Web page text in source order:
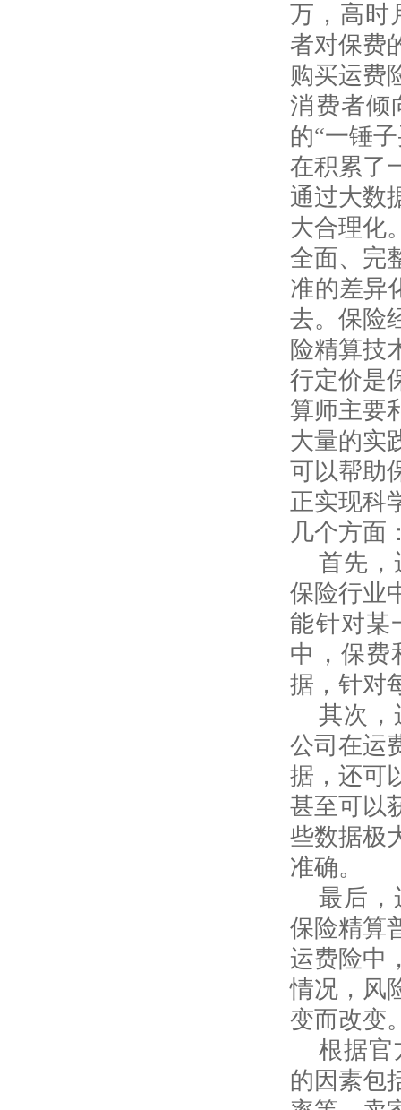
万，高时
者对保费
购买运费
消费者倾
的“一锤
在积累了
通过大数
大合理化
全面、完
准的差异
去。保险
险精算技
行定价是
算师主要
大量的实
可以帮助
正实现科
几个方面
首先，
保险行业
能针对某
中，保费
据，针对
其次，
公司在运
据，还可
甚至可以
些数据极
准确。
最后，
保险精算
运费险中
情况，风
变而改变
根据官
的因素包